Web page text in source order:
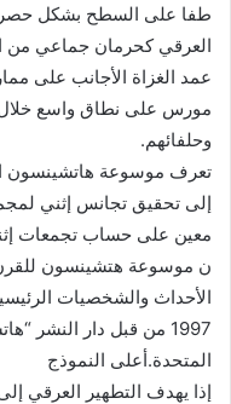
طفا على السطح بشكل حصري
العرقي كحرمان جماعي من
عمد الغزاة الأجانب على
مورس على نطاق واسع خلال
وحلفائهم.
تعرف موسوعة هاتشينسون
إلى تحقيق تجانس إثني
معين على حساب تجمعات
ن موسوعة هتشينسون
الأحداث والشخصيات
المتحدة.أعلى النموذج
إذا يهدف التطهير العرقي